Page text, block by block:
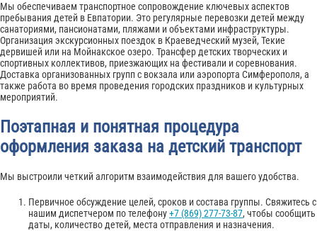
Мы обеспечиваем транспортное сопровождение ключевых аспектов
пребывания детей в Евпатории. Это регулярные перевозки детей между
санаториями, пансионатами, пляжами и объектами инфраструктуры.
Организация экскурсионных поездок в Краеведческий музей, Текие
дервишей или на Мойнакское озеро. Трансфер детских творческих и
спортивных коллективов, приезжающих на фестивали и соревнования.
Доставка организованных групп с вокзала или аэропорта Симферополя, а
также работа во время проведения городских праздников и культурных
мероприятий.
Поэтапная и понятная процедура
оформления заказа на детский транспорт
Мы выстроили четкий алгоритм взаимодействия для вашего удобства.
Первичное обсуждение целей, сроков и состава группы. Свяжитесь с
нашим диспетчером по телефону+7 (869) 277-73-87, чтобы сообщить
даты, количество детей, места отправления и назначения.